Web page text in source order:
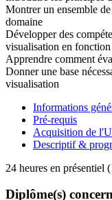
Montrer un ensemble
domaine
Développer des
visualisation en fonction
Apprendre comment
Donner une base
visualisation
Informations
Pré-requis
Acquisition de
Descriptif &
24 heures en présentiel
Diplôme(s)